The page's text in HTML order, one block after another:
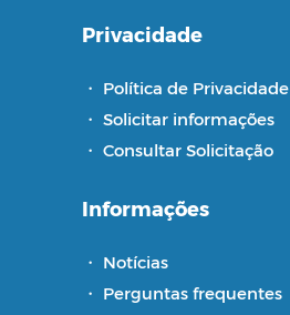
Privacidade
・ Política de Privacidade
・ Solicitar informações
・ Consultar Solicitação
Informações
・ Notícias
・ Perguntas frequentes